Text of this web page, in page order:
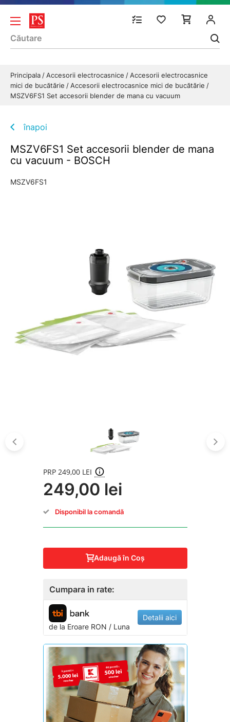
Principala Accesorii electrocasnice
Accesorii electrocasnice
mici de bucătărie
Accesorii electrocasnice mici de bucătărie
MSZV6FS1 Set accesorii blender de mana cu vacuum
înapoi
MSZV6FS1 Set accesorii blender de mana
cu vacuum - BOSCH
MSZV6FS1
PRP 249,00 LEI
249,00 lei
Disponibil la comandă
Adaugă în Coş
Cumpara in rate:
de la EroareRON / Luna
Detalii aici